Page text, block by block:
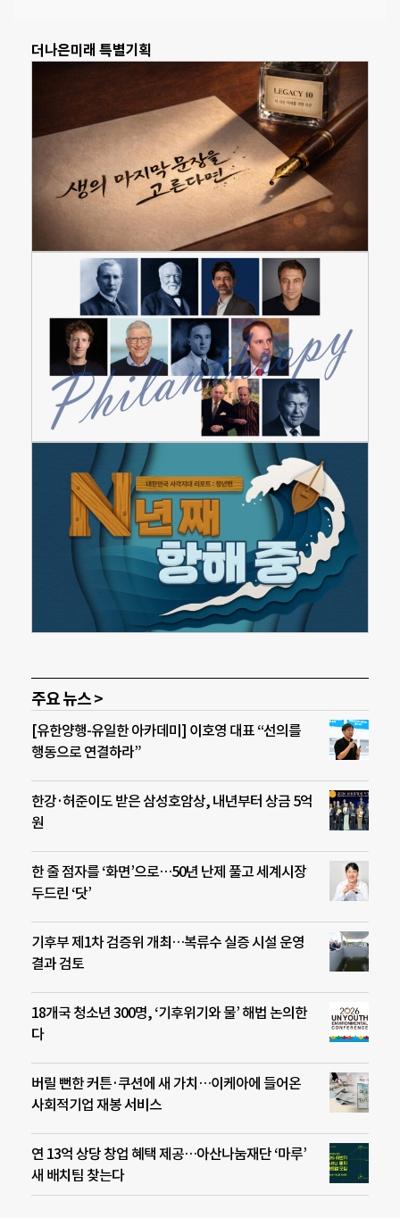
더나은미래 특별기획
주요 뉴스 >
[유한양행-유일한 아카데미] 이호영 대표 “선의를
행동으로 연결하라”
한강·허준이도 받은 삼성호암상, 내년부터 상금 5억
원
한 줄 점자를 ‘화면’으로…50년 난제 풀고 세계시장
두드린 ‘닷’
기후부 제1차 검증위 개최…복류수 실증 시설 운영
결과 검토
18개국 청소년 300명, ‘기후위기와 물’ 해법 논의한
다
버릴 뻔한 커튼·쿠션에 새 가치…이케아에 들어온
사회적기업 재봉 서비스
연 13억 상당 창업 혜택 제공…아산나눔재단 ‘마루’
새 배치팀 찾는다